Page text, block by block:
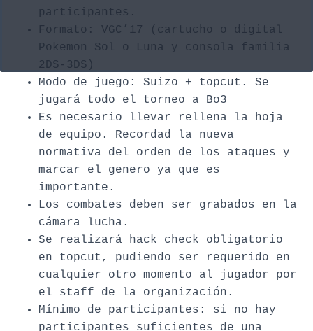
participantes.
Formato: VGC’17 (cartucho o digital
Pokemon Sol o Luna y consola familia
2DS-3DS)
Modo de juego: Suizo + topcut. Se
jugará todo el torneo a Bo3
Es necesario llevar rellena la hoja
de equipo. Recordad la nueva
normativa del orden de los ataques y
marcar el genero ya que es
importante.
Los combates deben ser grabados en la
cámara lucha.
Se realizará hack check obligatorio
en topcut, pudiendo ser requerido en
cualquier otro momento al jugador por
el staff de la organización.
Mínimo de participantes: si no hay
participantes suficientes de una